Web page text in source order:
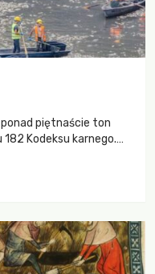
piętnaście ton
Kodeksu karnego.
śmierci rzeki.